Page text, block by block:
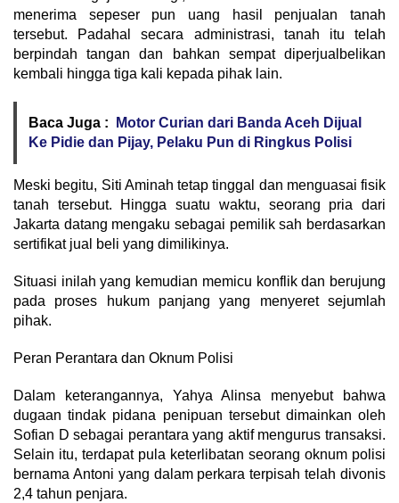
menerima sepeser pun uang hasil penjualan tanah
tersebut. Padahal secara administrasi, tanah itu telah
berpindah tangan dan bahkan sempat diperjualbelikan
kembali hingga tiga kali kepada pihak lain.
Baca Juga :
Motor Curian dari Banda Aceh Dijual
Ke Pidie dan Pijay, Pelaku Pun di Ringkus Polisi
Meski begitu, Siti Aminah tetap tinggal dan menguasai fisik
tanah tersebut. Hingga suatu waktu, seorang pria dari
Jakarta datang mengaku sebagai pemilik sah berdasarkan
sertifikat jual beli yang dimilikinya.
Situasi inilah yang kemudian memicu konflik dan berujung
pada proses hukum panjang yang menyeret sejumlah
pihak.
Peran Perantara dan Oknum Polisi
Dalam keterangannya, Yahya Alinsa menyebut bahwa
dugaan tindak pidana penipuan tersebut dimainkan oleh
Sofian D sebagai perantara yang aktif mengurus transaksi.
Selain itu, terdapat pula keterlibatan seorang oknum polisi
bernama Antoni yang dalam perkara terpisah telah divonis
2,4 tahun penjara.